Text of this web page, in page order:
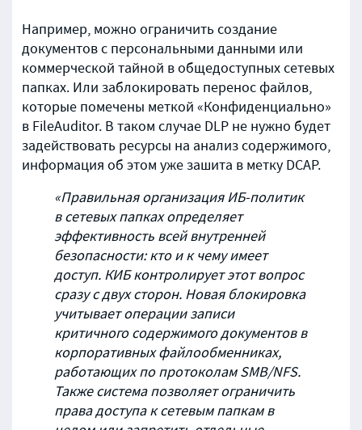
Например, можно ограничить создание
документов с персональными данными или
коммерческой тайной в общедоступных сетевых
папках. Или заблокировать перенос файлов,
которые помечены меткой «Конфиденциально»
в FileAuditor. В таком случае DLP не нужно будет
задействовать ресурсы на анализ содержимого,
информация об этом уже зашита в метку DCAP.
«Правильная организация ИБ-политик
в сетевых папках определяет
эффективность всей внутренней
безопасности: кто и к чему имеет
доступ. КИБ контролирует этот вопрос
сразу с двух сторон. Новая блокировка
учитывает операции записи
критичного содержимого документов в
корпоративных файлообменниках,
работающих по протоколамSMB/NFS.
Также система позволяет ограничить
права доступа к сетевым папкам в